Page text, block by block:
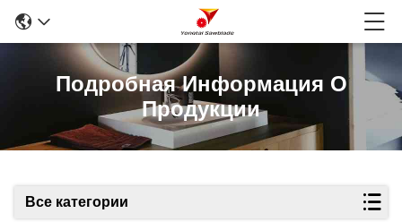
Подробная Информация О
Продукции
Все категории